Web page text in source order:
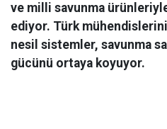
ve milli savunma
ediyor. Türk
nesil sistemler, savunma
gücünü ortaya koyuyor.